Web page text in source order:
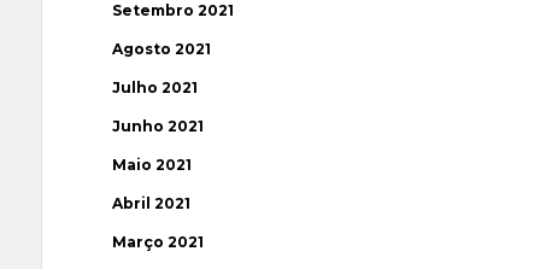
Setembro 2021
Agosto 2021
Julho 2021
Junho 2021
Maio 2021
Abril 2021
Março 2021